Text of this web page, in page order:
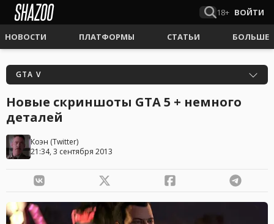
18+ ВОЙТИ
НОВОСТИ ПЛАТФОРМЫ СТАТЬИ БОЛЬШЕ
GTA V
Новые скриншоты GTA 5 + немного
деталей
Коэн (Twitter)
21:34, 3 сентября 2013